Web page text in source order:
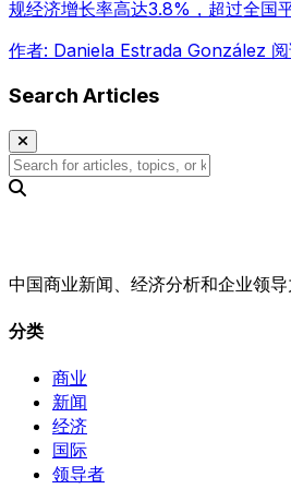
规经济增长率高达3.8%，超过全国
作者: Daniela Estrada González
Search Articles
中国商业新闻、经济分析和企业领导
分类
商业
新闻
经济
国际
领导者